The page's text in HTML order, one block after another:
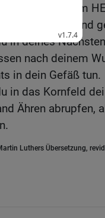
tun, wie du dem
mit deinem Mund
in deines
nach deinem
in dein Gefäß tun.
in das Kornfeld
Ähren abrupfen,
Luthers Übersetzung,